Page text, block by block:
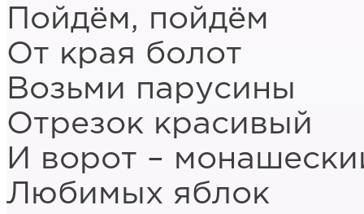
Пойдём, пойдём
От края болот
Возьми парусины
Отрезок красивый
И ворот –
Любимых яблок